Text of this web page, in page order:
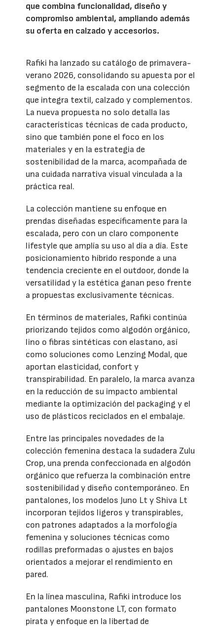
que combina funcionalidad, diseño y
compromiso ambiental, ampliando además
su oferta en calzado y accesorios.
Rafiki ha lanzado su catálogo de primavera-
verano 2026, consolidando su apuesta por el
segmento de la escalada con una colección
que integra textil, calzado y complementos.
La nueva propuesta no solo detalla las
características técnicas de cada producto,
sino que también pone el foco en los
materiales y en la estrategia de
sostenibilidad de la marca, acompañada de
una cuidada narrativa visual vinculada a la
práctica real.
La colección mantiene su enfoque en
prendas diseñadas específicamente para la
escalada, pero con un claro componente
lifestyle que amplía su uso al día a día. Este
posicionamiento híbrido responde a una
tendencia creciente en el outdoor, donde la
versatilidad y la estética ganan peso frente
a propuestas exclusivamente técnicas.
En términos de materiales, Rafiki continúa
priorizando tejidos como algodón orgánico,
lino o fibras sintéticas con elastano, así
como soluciones como Lenzing Modal, que
aportan elasticidad, confort y
transpirabilidad. En paralelo, la marca avanza
en la reducción de su impacto ambiental
mediante la optimización del packaging y el
uso de plásticos reciclados en el embalaje.
Entre las principales novedades de la
colección femenina destaca la sudadera Zulu
Crop, una prenda confeccionada en algodón
orgánico que refuerza la combinación entre
sostenibilidad y diseño contemporáneo. En
pantalones, los modelos Juno Lt y Shiva Lt
incorporan tejidos ligeros y transpirables,
con patrones adaptados a la morfología
femenina y soluciones técnicas como
rodillas preformadas o ajustes en bajos
orientados a mejorar el rendimiento en
pared.
En la línea masculina, Rafiki introduce los
pantalones Moonstone LT, con formato
pirata y enfoque en la libertad de